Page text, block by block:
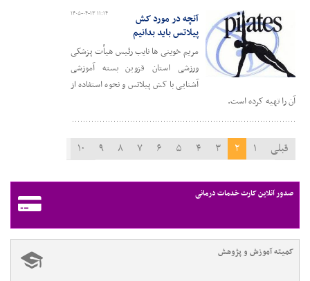
۱۴۰۵-۰۴-۱۳ ۱۱:۱۴
آنچه در مورد کش
پیلاتس باید بدانیم
مریم خوینی ها نایب رئیس هیأت پزشکی
ورزشی استان قزوین بسته آموزشی
آشنایی با کش پیلاتس و نحوه استفاده از
آن را تهیه کرده است.
قبلی ۱ ۲ ۳ ۴ ۵ ۶ ۷ ۸ ۹
۱۰
صدور آنلاین کارت خدمات درمانی
کمیته آموزش و پژوهش